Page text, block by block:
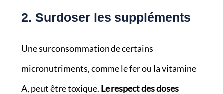
2. Surdoser les suppléments
Une surconsommation de certains
micronutriments, comme le fer ou la vitamine
A, peut être toxique. Le respect des doses